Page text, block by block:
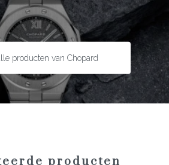
Briljant
0,09 ct
45,0 cm
producten van Chopard
producten